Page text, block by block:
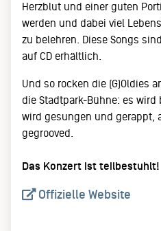
Herzblut und einer guten
werden und dabei viel
zu belehren. Diese Songs
auf CD erhältlich.
Und so rocken die (G)Oldies
die Stadtpark-Bühne: es
wird gesungen und gerappt,
gegrooved.
Das Konzert ist teilbestuhlt!
Offizielle Website